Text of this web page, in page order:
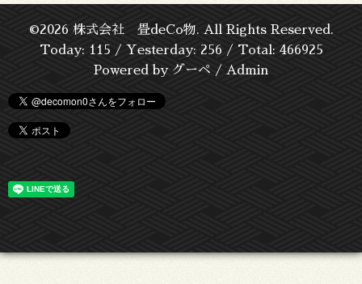
©2026 株式会社 畳deCo物. All Rights Reserved.
Today: 115 / Yesterday: 256 / Total: 466925
Powered by グーペ / Admin